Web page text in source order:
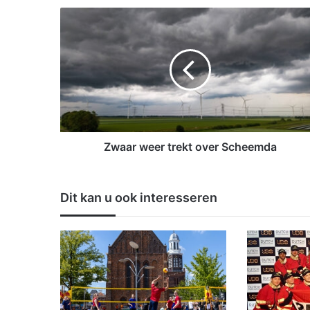
a
w
e
e
r
t
o
v
e
r
S
c
h
Zwaar weer trekt over Scheemda
Dit kan u ook interesseren